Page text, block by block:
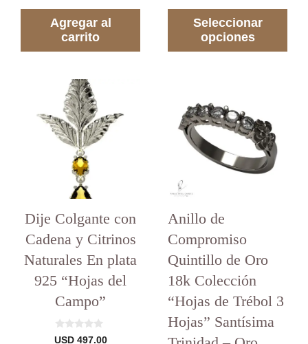
Agregar al
carrito
precios:
desde
Seleccionar
opciones
Dije Colgante con
Cadena y Citrinos
Naturales En plata
925 “Hojas del
Campo”
0
USD497.00
Anillo de
Compromiso
Quintillo de Oro
18k Colección
“Hojas de Trébol 3
Hojas” Santísima